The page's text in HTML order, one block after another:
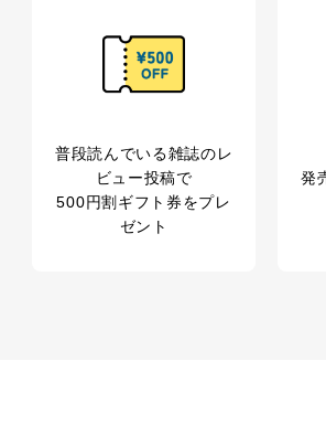
普段読んでいる雑誌のレ
ビュー投稿で
500円割ギフト券をプレ
ゼント
発